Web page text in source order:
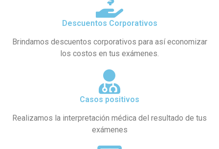
Descuentos Corporativos
Brindamos descuentos corporativos para así economizar
los costos en tus exámenes.
Casos positivos
Realizamos la interpretación médica del resultado de tus
exámenes